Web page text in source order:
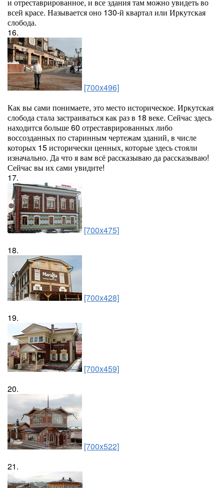
всей красе. Называется оно 130-й квартал или Иркутская
слобода.
16.
[700x496]
Как вы сами понимаете, это место историческое. Иркутская
слобода стала застраиваться как раз в 18 веке. Сейчас здесь
находится больше 60 отреставрированных либо
воссозданных по старинным чертежам зданий, в числе
которых 15 исторически ценных, которые здесь стояли
изначально. Да что я вам всё рассказываю да рассказываю!
Сейчас вы их сами увидите!
17.
[700x475]
18.
[700x428]
19.
[700x459]
20.
[700x522]
21.